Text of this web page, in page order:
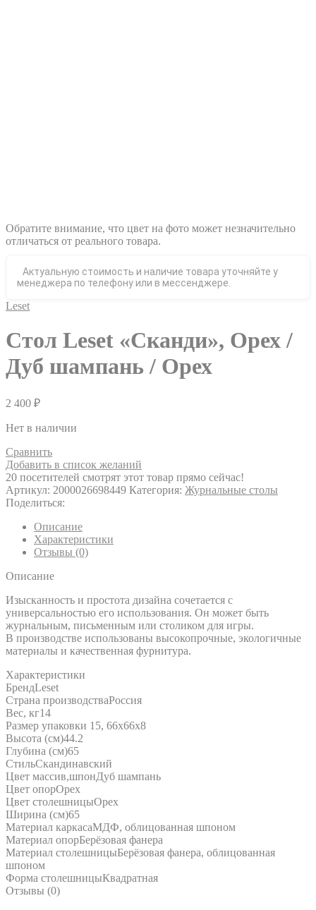
Обратите внимание, что цвет на фото может незначительно
отличаться от реального товара.
Актуальную стоимость и наличие товара уточняйте у
менеджера по телефону или в мессенджере.
Leset
Стол Leset «Сканди», Орех /
Дуб шампань / Орех
2 400 ₽
Нет в наличии
Сравнить
Добавить в список желаний
20 посетителей смотрят этот товар прямо сейчас!
Артикул: 2000026698449 Категория: Журнальные столы
Поделиться:
Описание
Характеристики
Отзывы (0)
Описание
Изысканность и простота дизайна сочетается с
универсальностью его использования. Он может быть
журнальным, письменным или столиком для игры.
В производстве использованы высокопрочные, экологичные
материалы и качественная фурнитура.
Характеристики
БрендLeset
Страна производстваРоссия
Вес, кг14
Размер упаковки 1 5, 66х66х8
Высота (см)44.2
Глубина (см)65
СтильСкандинавский
Цвет массив,шпонДуб шампань
Цвет опорОрех
Цвет столешницыОрех
Ширина (см)65
Материал каркасаМДФ, облицованная шпоном
Материал опорБерёзовая фанера
Материал столешницыБерёзовая фанера, облицованная
шпоном
Форма столешницыКвадратная
Отзывы (0)